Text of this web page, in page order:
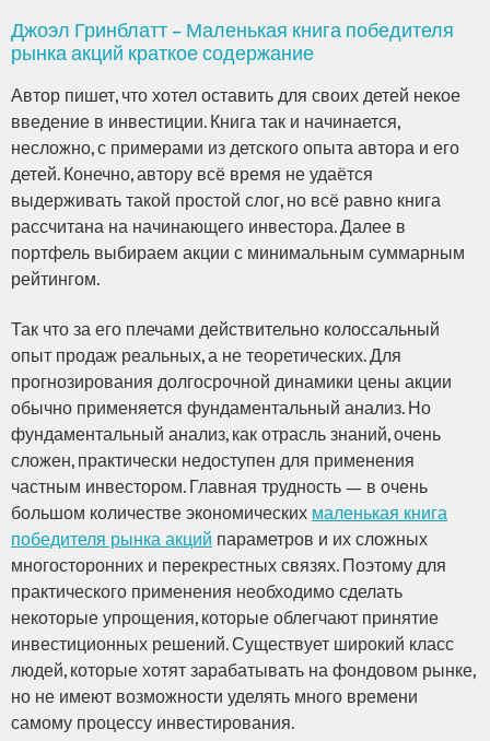
Джоэл Гринблатт – Маленькая книга победителя
рынка акций краткое содержание
Автор пишет, что хотел оставить для своих детей некое
введение в инвестиции. Книга так и начинается,
несложно, с примерами из детского опыта автора и его
детей. Конечно, автору всё время не удаётся
выдерживать такой простой слог, но всё равно книга
рассчитана на начинающего инвестора. Далее в
портфель выбираем акции с минимальным суммарным
рейтингом.
Так что за его плечами действительно колоссальный
опыт продаж реальных, а не теоретических. Для
прогнозирования долгосрочной динамики цены акции
обычно применяется фундаментальный анализ. Но
фундаментальный анализ, как отрасль знаний, очень
сложен, практически недоступен для применения
частным инвестором. Главная трудность — в очень
большом количестве экономическихмаленькая книга
победителя рынка акцийпараметров и их сложных
многосторонних и перекрестных связях. Поэтому для
практического применения необходимо сделать
некоторые упрощения, которые облегчают принятие
инвестиционных решений. Существует широкий класс
людей, которые хотят зарабатывать на фондовом рынке,
но не имеют возможности уделять много времени
самому процессу инвестирования.